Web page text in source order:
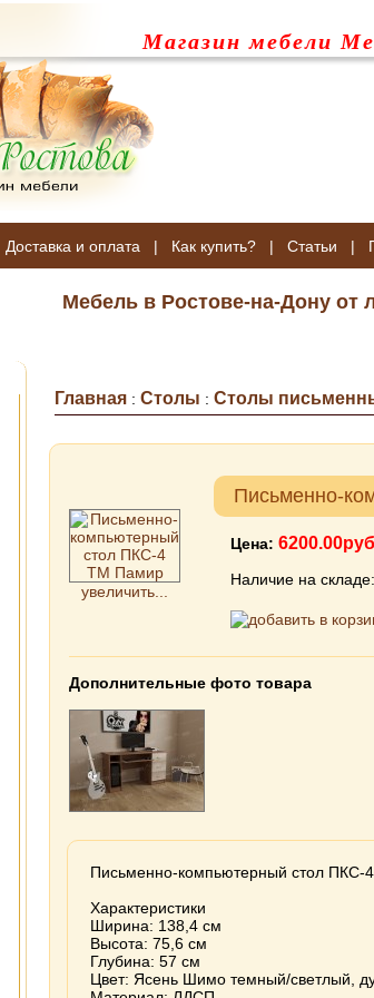
Магазин мебели
Доставка и оплата | Как купить? | Статьи |
Мебель в Ростове-на-Дону от
Главная : Столы : Столы
увеличить...
Письменно-
Цена: 6200.00руб
Наличие на складе:
Дополнительные фото товара
Письменно-компьютерный стол
Характеристики
Ширина: 138,4 см
Высота: 75,6 см
Глубина: 57 см
Цвет: Ясень Шимо темный/светлый,